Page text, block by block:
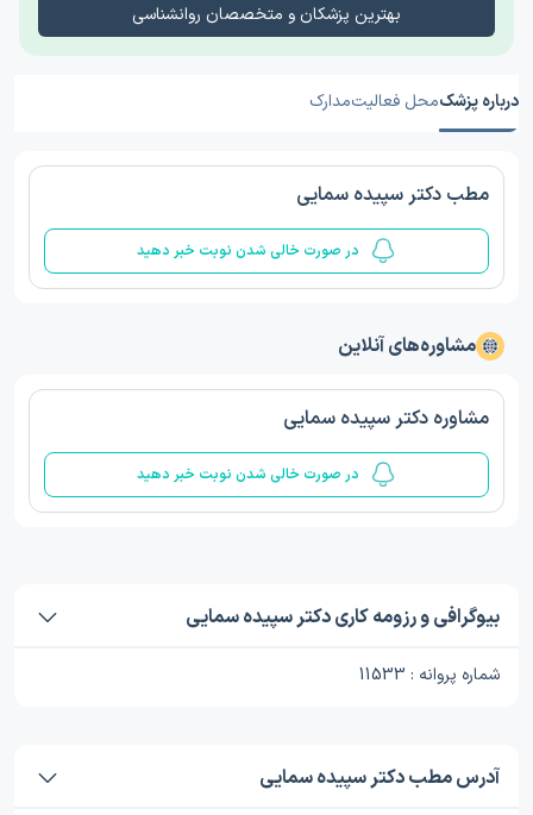
بهترین پزشکان و متخصصان روانشناسی
درباره پزشکمحل فعالیتمدارک
مطب دکتر سپیده سمایی
در صورت خالی شدن نوبت خبر دهید
مشاوره‌های آنلاین
مشاوره دکتر سپیده سمایی
در صورت خالی شدن نوبت خبر دهید
بیوگرافی و رزومه کاری دکتر سپیده سمایی
شماره پروانه : 11533
آدرس مطب دکتر سپیده سمایی